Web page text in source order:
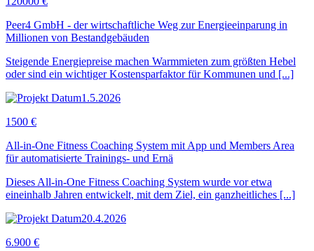
Peer4 GmbH - der wirtschaftliche Weg zur Energieeinparung in
Millionen von Bestandgebäuden
Steigende Energiepreise machen Warmmieten zum größten Hebel
oder sind ein wichtiger Kostensparfaktor für Kommunen und [...]
1.5.2026
1500 €
All-in-One Fitness Coaching System mit App und Members Area
für automatisierte Trainings- und Ernä
Dieses All-in-One Fitness Coaching System wurde vor etwa
eineinhalb Jahren entwickelt, mit dem Ziel, ein ganzheitliches [...]
20.4.2026
6.900 €